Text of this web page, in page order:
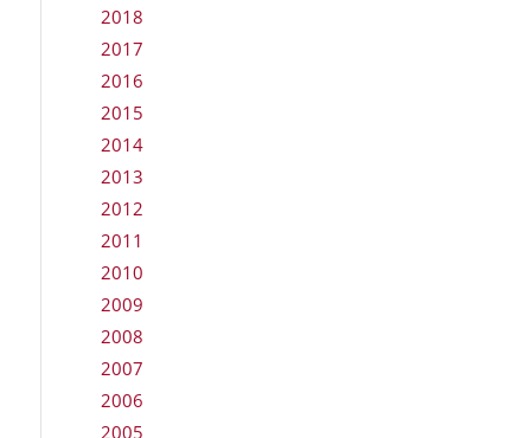
2018
2017
2016
2015
2014
2013
2012
2011
2010
2009
2008
2007
2006
2005